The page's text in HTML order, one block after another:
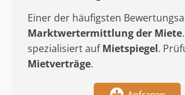
Einer der häufigsten
Marktwertermittlungder Miete
spezialisiert aufMietspiegel.
Mietverträge.